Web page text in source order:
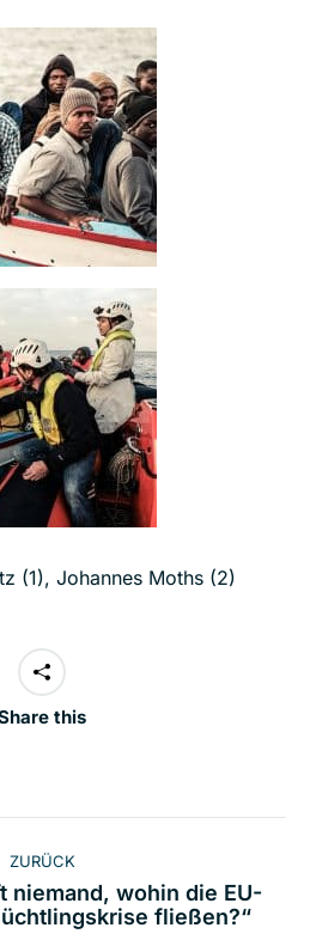
(1), Johannes Moths (2)
this
ZURÜCK
Vorheriger
niemand, wohin die EU-
fließen?“